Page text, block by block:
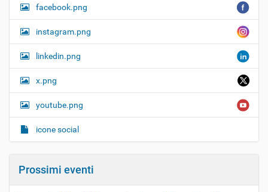
facebook.png
instagram.png
linkedin.png
x.png
youtube.png
icone social
Prossimi eventi